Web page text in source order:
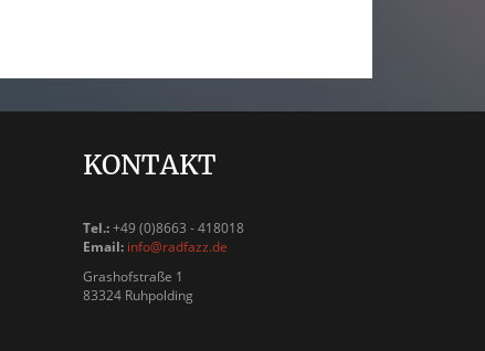
KONTAKT
Tel.:+49 (0)8663 - 418018
Email: info@radfazz.de
Grashofstraße 1
83324 Ruhpolding